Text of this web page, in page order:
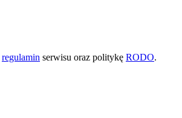
regulamin serwisu oraz politykę RODO.